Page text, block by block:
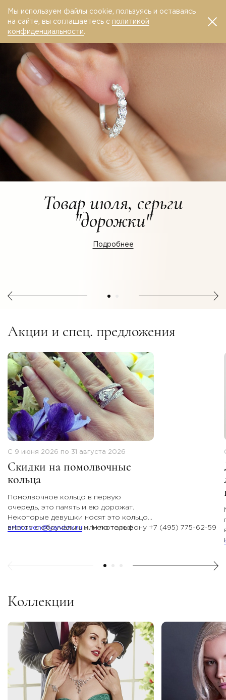
0
Товар июля, серьги
"дорожки"
Подробнее
Акции и спец. предложения
C 9 июня 2026 по 31 августа 2026
Скидки на помолвочные
кольца
Помолвочное кольцо в первую
очередь, это память и ею дорожат.
Некоторые девушки носят это кольцо
вместе с обручальным. Некоторые
За более подробной информацией
обращайтесь на электронную почту
artmoven@yandex.ruили по телефону +7 (495) 775-62-59
Коллекции
Мы используем файлы cookie, пользуясь и оставаясь
на сайте, вы соглашаетесь с политикой
конфиденциальности